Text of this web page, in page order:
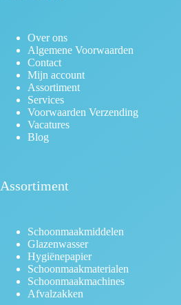
Over ons
Algemene Voorwaarden
Contact
Mijn account
Assortiment
Services
Voorwaarden Verzending
Vacatures
Blog
Assortiment
Schoonmaakmiddelen
Glazenwasser
Hygiënepapier
Schoonmaakmaterialen
Schoonmaakmachines
Afvalzakken